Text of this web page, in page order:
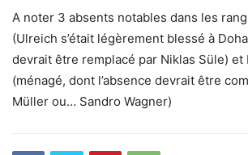
A noter 3 absents notables dans les
(Ulreich s’était légèrement blessé à
devrait être remplacé par Niklas Süle) et
(ménagé, dont l’absence devrait être
Müller ou… Sandro Wagner)